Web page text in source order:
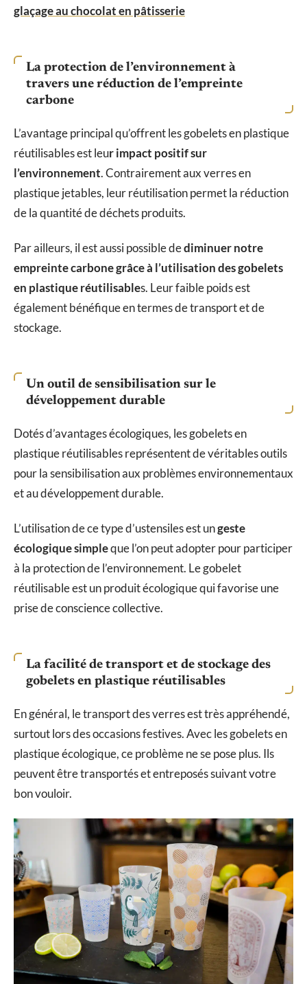
glaçage au chocolat en pâtisserie
La protection de l’environnement à
travers une réduction de l’empreinte
carbone
L’avantage principal qu’offrent les gobelets en plastique
réutilisables est leur impact positif sur
l’environnement. Contrairement aux verres en
plastique jetables, leur réutilisation permet la réduction
de la quantité de déchets produits.
Par ailleurs, il est aussi possible dediminuer notre
empreinte carbone grâce à l’utilisation des gobelets
en plastique réutilisables. Leur faible poids est
également bénéfique en termes de transport et de
stockage.
Un outil de sensibilisation sur le
développement durable
Dotés d’avantages écologiques, les gobelets en
plastique réutilisables représentent de véritables outils
pour la sensibilisation aux problèmes environnementaux
et au développement durable.
L’utilisation de ce type d’ustensiles est ungeste
écologique simpleque l’on peut adopter pour participer
à la protection de l’environnement. Le gobelet
réutilisable est un produit écologique qui favorise une
prise de conscience collective.
La facilité de transport et de stockage des
gobelets en plastique réutilisables
En général, le transport des verres est très appréhendé,
surtout lors des occasions festives. Avec les gobelets en
plastique écologique, ce problème ne se pose plus. Ils
peuvent être transportés et entreposés suivant votre
bon vouloir.